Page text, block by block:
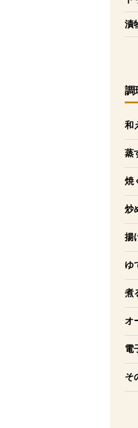
を
漬
を
調
和
蒸
焼
炒
揚
ゆ
煮
オ
電
そ